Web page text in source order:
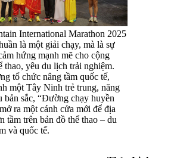
International Marathon 2025
là một giải chạy, mà là sự
hứng mạnh mẽ cho cộng
thao, yêu du lịch trải nghiệm.
tổ chức nâng tầm quốc tế,
một Tây Ninh trẻ trung, năng
bản sắc, “Đường chạy huyền
ra một cánh cửa mới để địa
tầm trên bản đồ thể thao – du
và quốc tế.